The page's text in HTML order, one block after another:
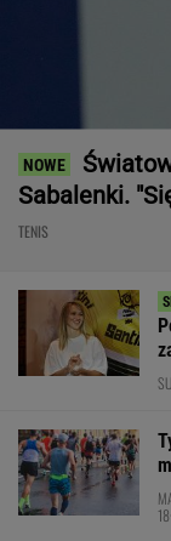
Sabalenki.
TENIS